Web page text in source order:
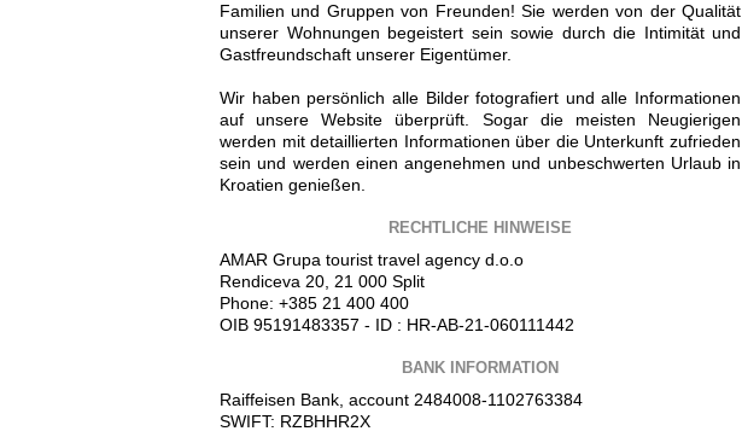
Familien und Gruppen von Freunden! Sie werden von der Qualität
unserer Wohnungen begeistert sein sowie durch die Intimität und
Gastfreundschaft unserer Eigentümer.
Wir haben persönlich alle Bilder fotografiert und alle Informationen
auf unsere Website überprüft. Sogar die meisten Neugierigen
werden mit detaillierten Informationen über die Unterkunft zufrieden
sein und werden einen angenehmen und unbeschwerten Urlaub in
Kroatien genießen.
RECHTLICHE HINWEISE
AMAR Grupa tourist travel agency d.o.o
Rendiceva 20, 21 000 Split
Phone: +385 21 400 400
OIB 95191483357 - ID : HR-AB-21-060111442
BANK INFORMATION
Raiffeisen Bank, account 2484008-1102763384
SWIFT: RZBHHR2X